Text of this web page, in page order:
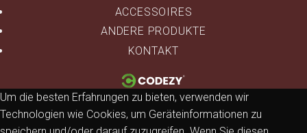
ACCESSOIRES
ANDERE PRODUKTE
KONTAKT
Um die besten Erfahrungen zu bieten, verwenden wir
Technologien wie Cookies, um Geräteinformationen zu